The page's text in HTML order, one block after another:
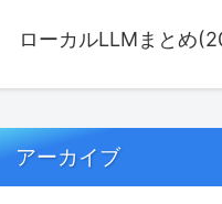
ローカルLLMまとめ
アーカイブ